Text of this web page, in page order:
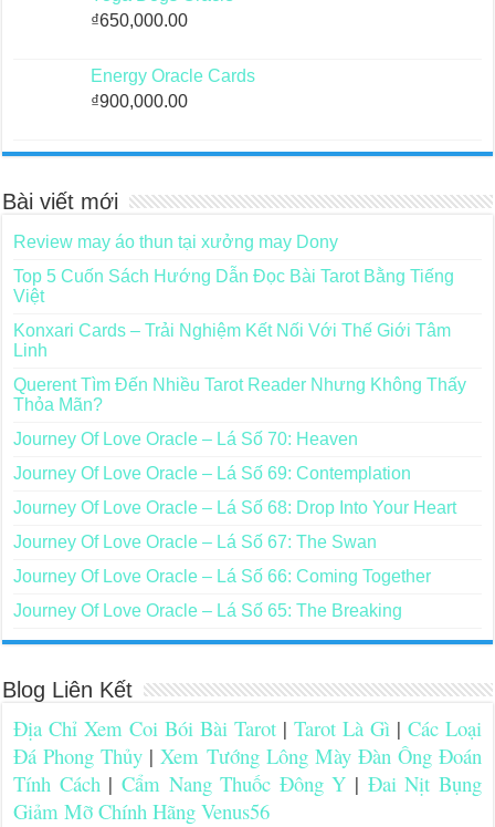
₫650,000.00
Energy Oracle Cards
₫900,000.00
Bài viết mới
Review may áo thun tại xưởng may Dony
Top 5 Cuốn Sách Hướng Dẫn Đọc Bài Tarot Bằng Tiếng
Việt
Konxari Cards – Trải Nghiệm Kết Nối Với Thế Giới Tâm
Linh
Querent Tìm Đến Nhiều Tarot Reader Nhưng Không Thấy
Thỏa Mãn?
Journey Of Love Oracle – Lá Số 70: Heaven
Journey Of Love Oracle – Lá Số 69: Contemplation
Journey Of Love Oracle – Lá Số 68: Drop Into Your Heart
Journey Of Love Oracle – Lá Số 67: The Swan
Journey Of Love Oracle – Lá Số 66: Coming Together
Journey Of Love Oracle – Lá Số 65: The Breaking
Blog Liên Kết
Địa Chỉ Xem Coi Bói Bài Tarot | Tarot Là Gì| Các Loại
Đá Phong Thủy |Xem Tướng Lông Mày Đàn Ông Đoán
Tính Cách|Cẩm Nang Thuốc Đông Y | Đai Nịt Bụng
Giảm Mỡ Chính Hãng Venus56